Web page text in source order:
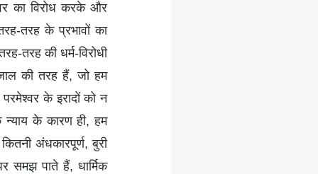
का विरोध करके और
तरह के प्रभावों का
तरह की धर्म-विरोधी
की तरह हैं, जो हम
के इरादों को न
के कारण ही, हम
अंधकारपूर्ण, बुरी
समझ पाते हैं, धार्मिक